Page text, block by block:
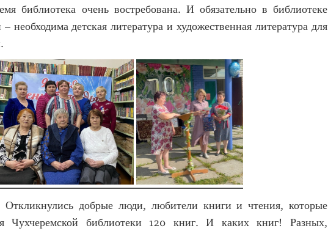
библиотека очень востребована. И обязательно в библиотеке
необходима детская литература и художественная литература для
добрые люди, любители книги и чтения, которые
Чухчеремской библиотеки 120 книг. И каких книг! Разных,